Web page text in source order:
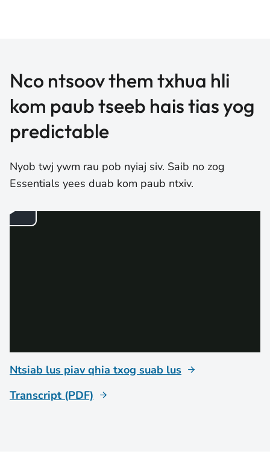
Ntsiab lus piav qhia txog suab lus
Transcript (PDF)
Nco ntsoov them txhua hli
kom paub tseeb hais tias yog
predictable
Nyob twj ywm rau pob nyiaj siv. Saib no zog
Essentials yees duab kom paub ntxiv.